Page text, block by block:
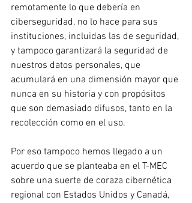
remotamente lo que debería en
ciberseguridad, no lo hace para sus
instituciones, incluidas las de seguridad,
y tampoco garantizará la seguridad de
nuestros datos personales, que
acumulará en una dimensión mayor que
nunca en su historia y con propósitos
que son demasiado difusos, tanto en la
recolección como en el uso.
Por eso tampoco hemos llegado a un
acuerdo que se planteaba en el T-MEC
sobre una suerte de coraza cibernética
regional con Estados Unidos y Canadá,